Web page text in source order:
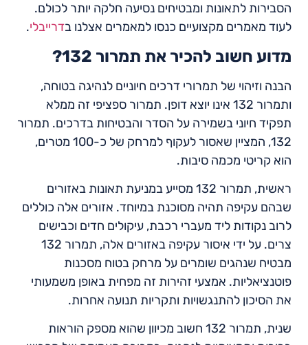
הסבירות לתאונות ומבטיחים נסיעה חלקה יותר לכולם.
לעוד מאמרים מקצועיים כנסו למאמרים אצלנו בדרייבלי.
מדוע חשוב להכיר את תמרור 132?
הבנה וזיהוי של תמרורי דרכים חיוניים לנהיגה בטוחה,
ותמרור 132 אינו יוצא דופן. תמרור ספציפי זה ממלא
תפקיד חיוני בשמירה על הסדר והבטיחות בדרכים. תמרור
132, המציין שאסור לעקוף למרחק של כ-100 מטרים,
הוא קריטי מכמה סיבות.
ראשית, תמרור 132 מסייע במניעת תאונות באזורים
שבהם עקיפה תהיה מסוכנת במיוחד. אזורים אלה כוללים
לרוב נקודות ליד מעברי רכבת, עיקולים חדים וכבישים
צרים. על ידי איסור עקיפה באזורים אלה, תמרור 132
מבטיח שנהגים שומרים על מרחק בטוח מסכנות
פוטנציאליות. אמצעי זהירות זה מפחית באופן משמעותי
את הסיכון להתנגשויות ותקריות תנועה אחרות.
שנית, תמרור 132 חשוב מכיוון שהוא מספק הוראות